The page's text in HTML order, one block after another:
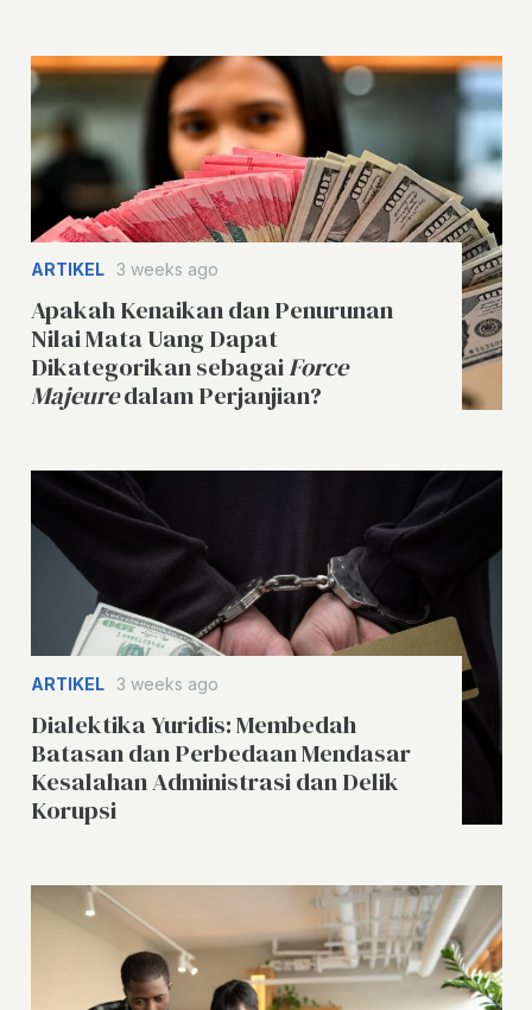
ARTIKEL 3 weeks ago
Apakah Kenaikan dan Penurunan
Nilai Mata Uang Dapat
Dikategorikan sebagaiForce
Majeuredalam Perjanjian?
ARTIKEL 3 weeks ago
Dialektika Yuridis: Membedah
Batasan dan Perbedaan Mendasar
Kesalahan Administrasi dan Delik
Korupsi